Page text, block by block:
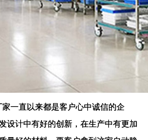
一直以来都是客户心中诚信的企
设计中有好的创新，在生产中有更加